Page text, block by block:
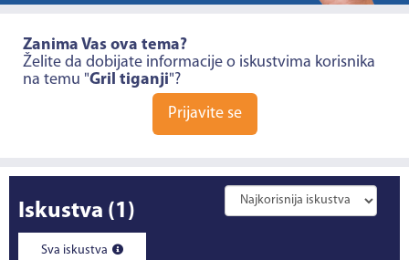
Zanima Vas ova tema?
Želite da dobijate informacije o iskustvima korisnika
na temu "Gril tiganji"?
Prijavite se
Iskustva (1)
Sva iskustva